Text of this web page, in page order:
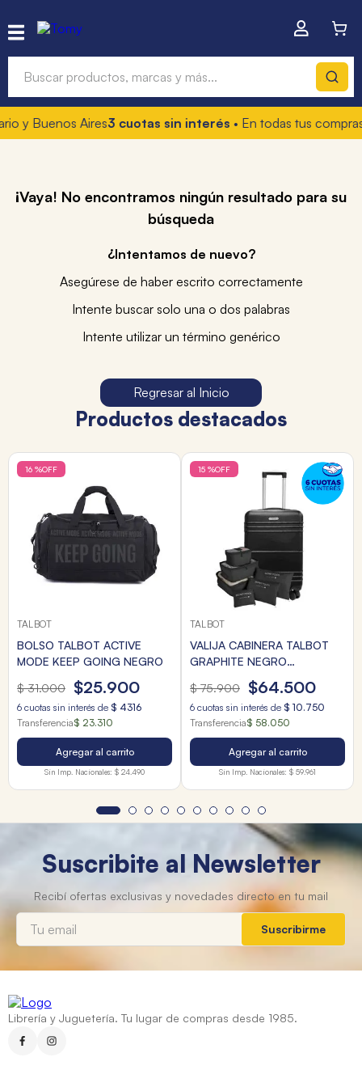
y Buenos Aires3 cuotas sin interés• En todas tus compras
¡Vaya! No encontramos ningún resultado para su
búsqueda
¿Intentamos de nuevo?
Asegúrese de haber escrito correctamente
Intente buscar solo una o dos palabras
Intente utilizar un término genérico
Regresar al Inicio
Productos destacados
16 %OFF
TALBOT
BOLSO TALBOT ACTIVE
MODE KEEP GOING NEGRO
$ 31.000 $25.900
6 cuotas sin interés de $ 4316
Transferencia$ 23.310
Agregar al carrito
Sin Imp. Nacionales: $ 24.490
15 %OFF
TALBOT
VALIJA CABINERA TALBOT
GRAPHITE NEGRO
20"+ORGANIZADOR VIAJE
$ 75.900 $64.500
6 cuotas sin interés de $ 10.750
Transferencia$ 58.050
Agregar al carrito
Sin Imp. Nacionales: $ 59.961
Suscribite al Newsletter
Suscribirme
Librería y Juguetería. Tu lugar de compras desde 1985.
Términos más buscados
2.
mochilas